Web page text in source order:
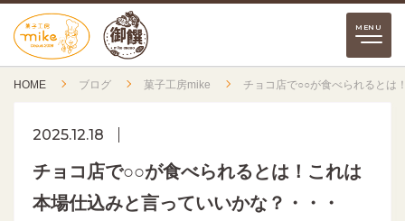
HOME ブログ 菓子工房mike チョコ店で○○が食べられるとは
2025.12.18
チョコ店で○○が食べられるとは！これは
本場仕込みと言っていいかな？・・・